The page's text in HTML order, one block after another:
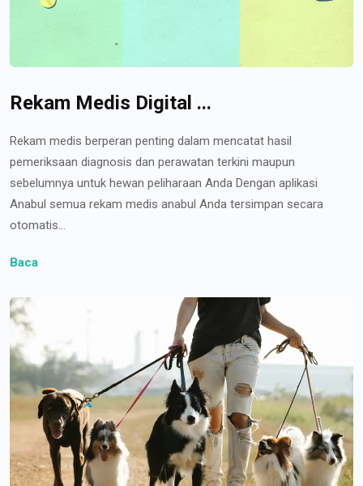
Rekam Medis Digital ...
Rekam medis berperan penting dalam mencatat hasil
pemeriksaan diagnosis dan perawatan terkini maupun
sebelumnya untuk hewan peliharaan Anda Dengan aplikasi
Anabul semua rekam medis anabul Anda tersimpan secara
otomatis...
Baca